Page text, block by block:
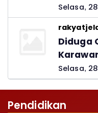
Selasa,
Diduga
Selasa,
Pendidikan